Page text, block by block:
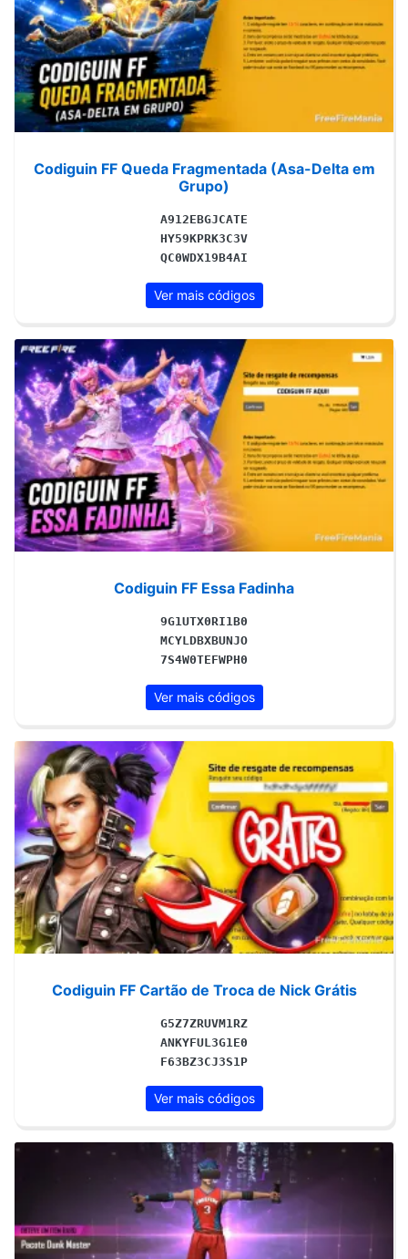
Codiguin FF Queda Fragmentada (Asa-Delta em
Grupo)
A912EBGJCATE
HY59KPRK3C3V
QC0WDX19B4AI
Ver mais códigos
Codiguin FF Essa Fadinha
9G1UTX0RI1B0
MCYLDBXBUNJO
7S4W0TEFWPH0
Ver mais códigos
Codiguin FF Cartão de Troca de Nick Grátis
G5Z7ZRUVM1RZ
ANKYFUL3G1E0
F63BZ3CJ3S1P
Ver mais códigos